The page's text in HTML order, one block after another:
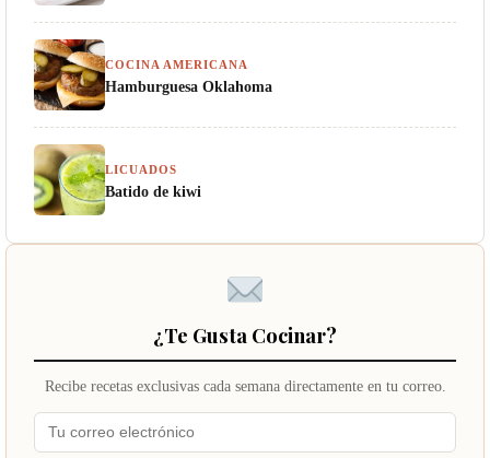
COCINA AMERICANA
Hamburguesa Oklahoma
LICUADOS
Batido de kiwi
¿Te Gusta Cocinar?
Recibe recetas exclusivas cada semana directamente en tu correo.